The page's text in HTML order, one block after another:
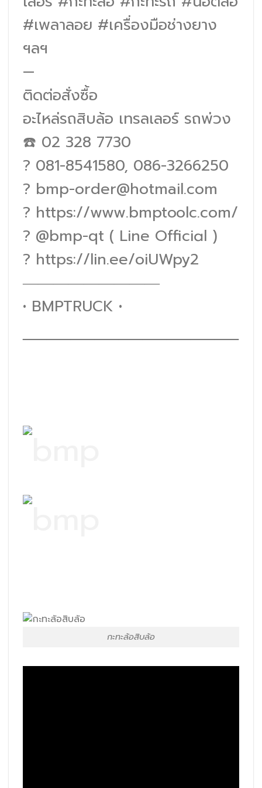
#เพลาลอย #เครื่องมือช่างยาง
ฯลฯ
—
ติดต่อสั่งซื้อ
อะไหล่รถสิบล้อ เทรลเลอร์ รถพ่วง
☎️ 02 328 7730
? 081-8541580, 086-3266250
? bmp-order@hotmail.com
? https://www.bmptoolc.com/
? @bmp-qt ( Line Officiɑl )
? https://lin.ee/oiUWpy2
―――――――――
• BMPTRUCK •
―――――――――
กะทะล้อสิบล้อ